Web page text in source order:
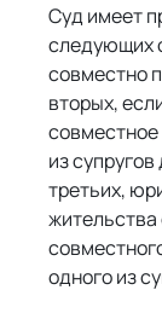
Суд имеет
следующих
совместно
вторых,
из
третьих,
жительства
одного из